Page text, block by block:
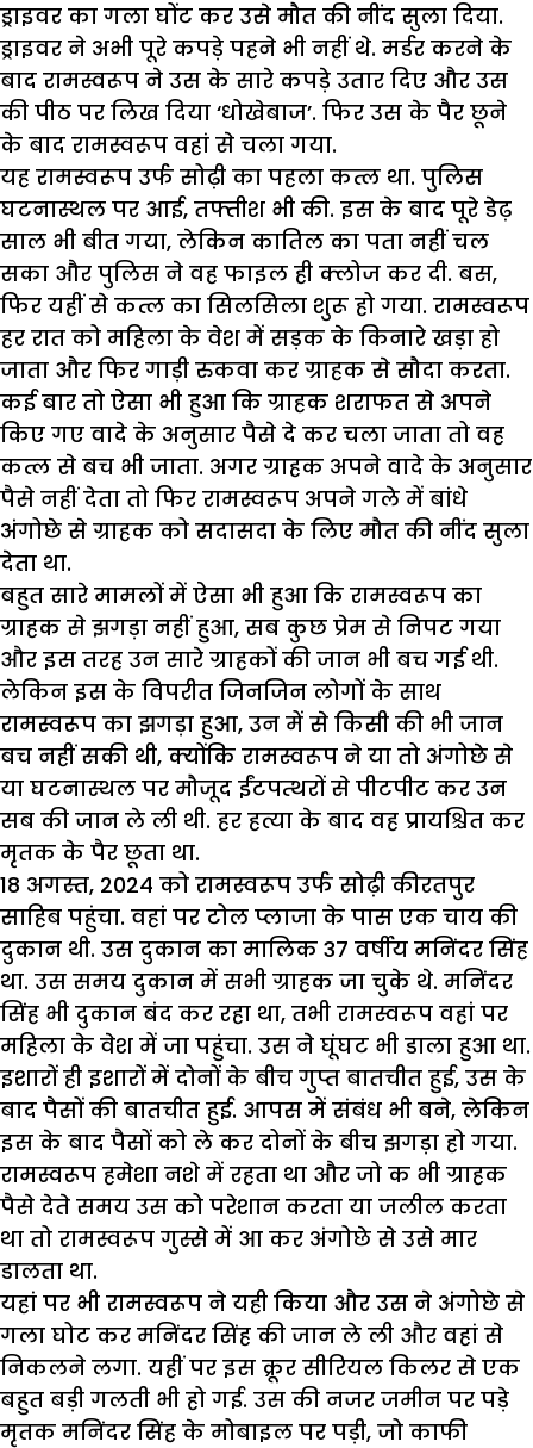
ड्राइवर का गला घोंट कर उसे मौत की नींद सुला दिया.
ड्राइवर ने अभी पूरे कपड़े पहने भी नहीं थे. मर्डर करने के
बाद रामस्वरूप ने उस के सारे कपड़े उतार दिए और उस
की पीठ पर लिख दिया ‘धोखेबाज’. फिर उस के पैर छूने
के बाद रामस्वरूप वहां से चला गया.
यह रामस्वरूप उर्फ सोढ़ी का पहला कत्ल था. पुलिस
घटनास्थल पर आई, तफ्तीश भी की. इस के बाद पूरे डेढ़
साल भी बीत गया, लेकिन कातिल का पता नहीं चल
सका और पुलिस ने वह फाइल ही क्लोज कर दी. बस,
फिर यहीं से कत्ल का सिलसिला शुरू हो गया. रामस्वरूप
हर रात को महिला के वेश में सड़क के किनारे खड़ा हो
जाता और फिर गाड़ी रुकवा कर ग्राहक से सौदा करता.
कई बार तो ऐसा भी हुआ कि ग्राहक शराफत से अपने
किए गए वादे के अनुसार पैसे दे कर चला जाता तो वह
कत्ल से बच भी जाता. अगर ग्राहक अपने वादे के अनुसार
पैसे नहीं देता तो फिर रामस्वरूप अपने गले में बांधे
अंगोछे से ग्राहक को सदासदा के लिए मौत की नींद सुला
देता था.
बहुत सारे मामलों में ऐसा भी हुआ कि रामस्वरूप का
ग्राहक से झगड़ा नहीं हुआ, सब कुछ प्रेम से निपट गया
और इस तरह उन सारे ग्राहकों की जान भी बच गई थी.
लेकिन इस के विपरीत जिनजिन लोगों के साथ
रामस्वरूप का झगड़ा हुआ, उन में से किसी की भी जान
बच नहीं सकी थी, क्योंकि रामस्वरूप ने या तो अंगोछे से
या घटनास्थल पर मौजूद ईंटपत्थरों से पीटपीट कर उन
सब की जान ले ली थी. हर हत्या के बाद वह प्रायश्चित कर
मृतक के पैर छूता था.
18 अगस्त, 2024 को रामस्वरूप उर्फ सोढ़ी कीरतपुर
साहिब पहुंचा. वहां पर टोल प्लाजा के पास एक चाय की
दुकान थी. उस दुकान का मालिक 37 वर्षीय मनिंदर सिंह
था. उस समय दुकान में सभी ग्राहक जा चुके थे. मनिंदर
सिंह भी दुकान बंद कर रहा था, तभी रामस्वरूप वहां पर
महिला के वेश में जा पहुंचा. उस ने घूंघट भी डाला हुआ था.
इशारों ही इशारों में दोनों के बीच गुप्त बातचीत हुई, उस के
बाद पैसों की बातचीत हुई. आपस में संबंध भी बने, लेकिन
इस के बाद पैसों को ले कर दोनों के बीच झगड़ा हो गया.
रामस्वरूप हमेशा नशे में रहता था और जो क भी ग्राहक
पैसे देते समय उस को परेशान करता या जलील करता
था तो रामस्वरूप गुस्से में आ कर अंगोछे से उसे मार
डालता था.
यहां पर भी रामस्वरूप ने यही किया और उस ने अंगोछे से
गला घोट कर मनिंदर सिंह की जान ले ली और वहां से
निकलने लगा. यहीं पर इस क्रूर सीरियल किलर से एक
बहुत बड़ी गलती भी हो गई. उस की नजर जमीन पर पड़े
मृतक मनिंदर सिंह के मोबाइल पर पड़ी, जो काफी